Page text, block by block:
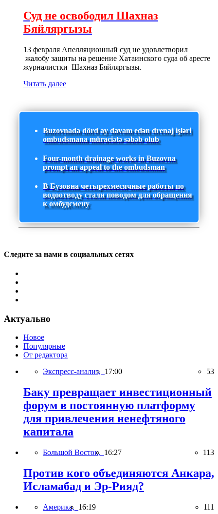
Суд не освободил Шахназ
Бяйляргызы
13 февраля Апелляционный суд не удовлетворил
жалобу защиты на решение Хатаинского суда об аресте
журналистки Шахназ Бяйляргызы.
Читать далее
Buzovnada dörd ay davam edən drenaj işləri
ombudsmana müraciətə səbəb olub
Four-month drainage works in Buzovna
prompt an appeal to the ombudsman
В Бузовна четырехмесячные работы по
водоотводу стали поводом для обращения
к омбудсмену
Следите за нами в социальных сетях
Актуально
Новое
Популярные
От редактора
Экспресс-анализ, 17:00 53
Баку превращает инвестиционный
форум в постоянную платформу
для привлечения ненефтяного
капитала
Большой Восток, 16:27 113
Против кого объединяются Анкара,
Исламабад и Эр-Рияд?
Америка, 16:19 111